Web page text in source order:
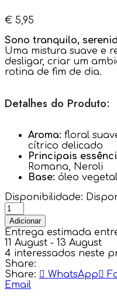
€ 5,95
Sono tranquilo,
Uma mistura suave e
desligar, criar um
rotina de fim de dia.
Detalhes do Produto:
Aroma: floral
cítrico delicado
Principais
Romana, Neroli
Base: óleo
Disponibilidade:
Adicionar
Entrega estimada
11 August - 13 August
4 interessados neste
Share:
Share:
WhatsApp
Email